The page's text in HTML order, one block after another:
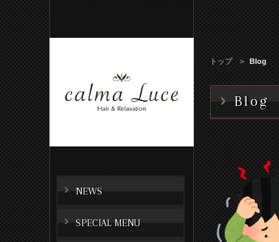
NEWS
SPECIAL MENU
トップ Blog
Blog